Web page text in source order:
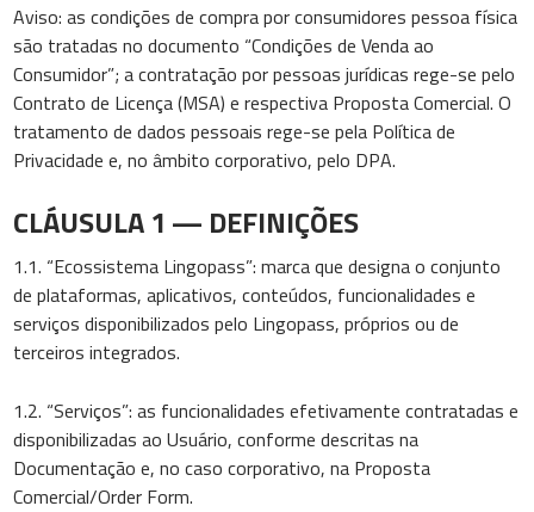
Aviso: as condições de compra por consumidores pessoa física
são tratadas no documento “Condições de Venda ao
Consumidor”; a contratação por pessoas jurídicas rege-se pelo
Contrato de Licença (MSA) e respectiva Proposta Comercial. O
tratamento de dados pessoais rege-se pela Política de
Privacidade e, no âmbito corporativo, pelo DPA.
CLÁUSULA 1 — DEFINIÇÕES
1.1. “Ecossistema Lingopass”: marca que designa o conjunto
de plataformas, aplicativos, conteúdos, funcionalidades e
serviços disponibilizados pelo Lingopass, próprios ou de
terceiros integrados.
1.2. “Serviços”: as funcionalidades efetivamente contratadas e
disponibilizadas ao Usuário, conforme descritas na
Documentação e, no caso corporativo, na Proposta
Comercial/Order Form.